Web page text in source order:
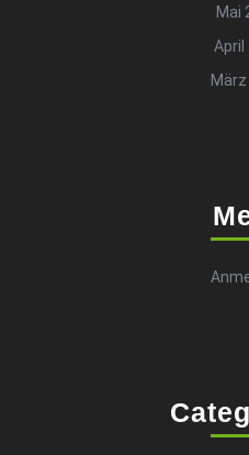
Mai
April